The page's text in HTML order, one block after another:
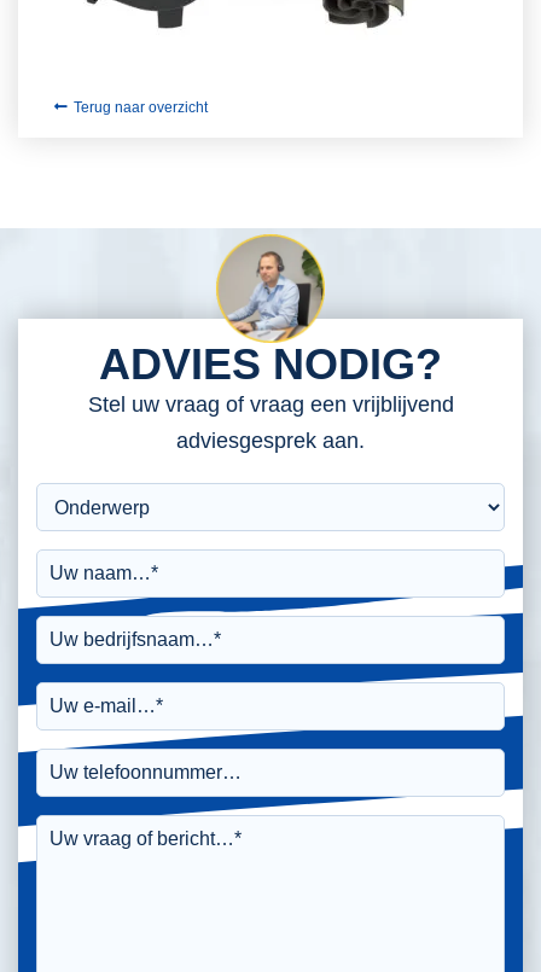
Terug naar overzicht
ADVIES NODIG?
Stel uw vraag of vraag een vrijblijvend
adviesgesprek aan.